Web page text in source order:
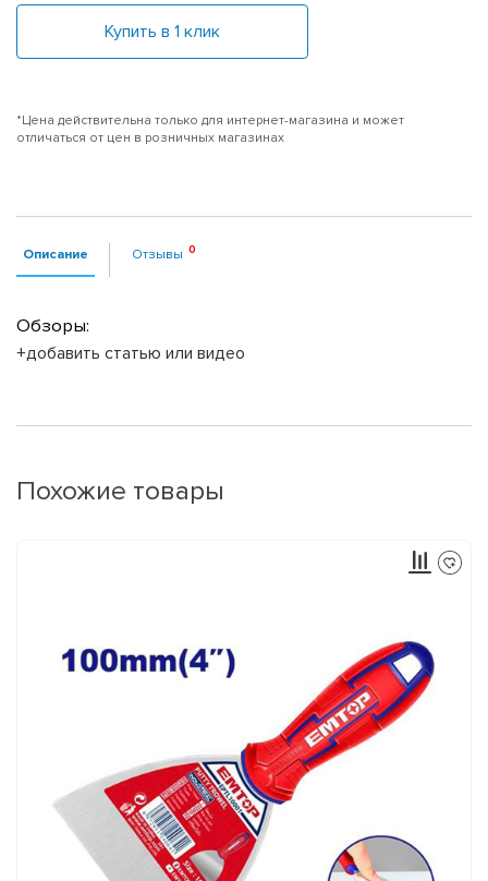
Купить в 1 клик
*Цена действительна только для интернет-магазина и может
отличаться от цен в розничных магазинах
Описание Отзывы
Обзоры:
+добавить статью или видео
Похожие товары